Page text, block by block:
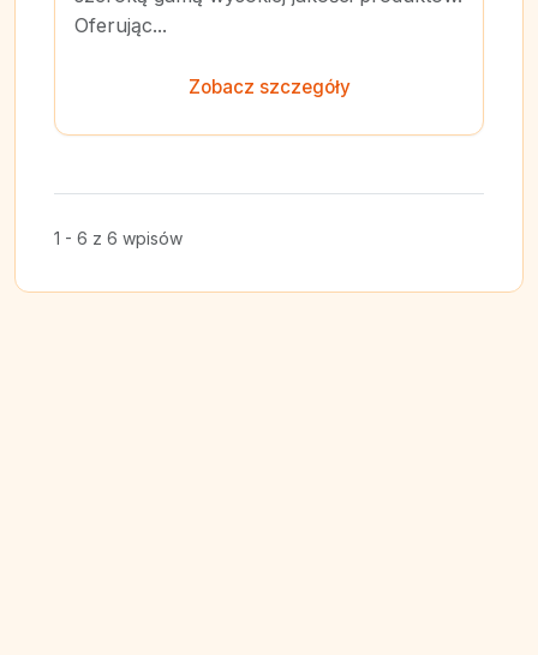
Oferując...
Zobacz szczegóły
1 - 6 z 6 wpisów